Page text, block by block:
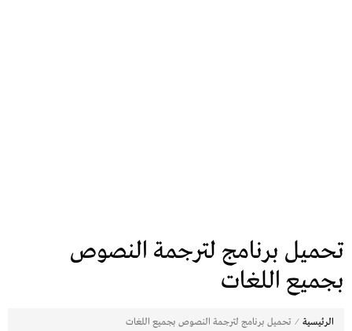
تحميل برنامج لترجمة النصوص
بجميع اللغات
الرئيسية ⁄ تحميل برنامج لترجمة النصوص بجميع اللغات